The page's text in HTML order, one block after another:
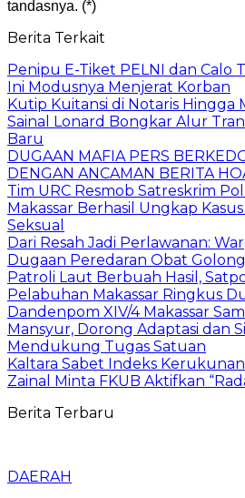
tandasnya. (*)
Berita Terkait
Penipu E-Tiket PELNI dan Calo
Ini Modusnya Menjerat Korban
Kutip Kuitansi di Notaris Hingga
Sainal Lonard Bongkar Alur
Baru
DUGAAN MAFIA PERS
DENGAN ANCAMAN BERITA
Tim URC Resmob Satreskrim
Makassar Berhasil Ungkap
Seksual
Dari Resah Jadi Perlawanan:
Dugaan Peredaran Obat
Patroli Laut Berbuah Hasil,
Pelabuhan Makassar Ringkus
Dandenpom XIV/4 Makassar
Mansyur, Dorong Adaptasi dan
Mendukung Tugas Satuan
Kaltara Sabet Indeks
Zainal Minta FKUB Aktifkan
Berita Terbaru
DAERAH